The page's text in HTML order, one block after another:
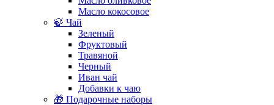
Масло кокосовое
🍃 Чай
Зеленый
Фруктовый
Травяной
Черный
Иван чай
Добавки к чаю
🎁 Подарочные наборы